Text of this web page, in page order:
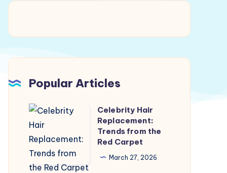
Popular Articles
Celebrity
Hair
Replacement:
Trends
from
Celebrity Hair
Replacement:
Trends from the
Red Carpet
March 27, 2026